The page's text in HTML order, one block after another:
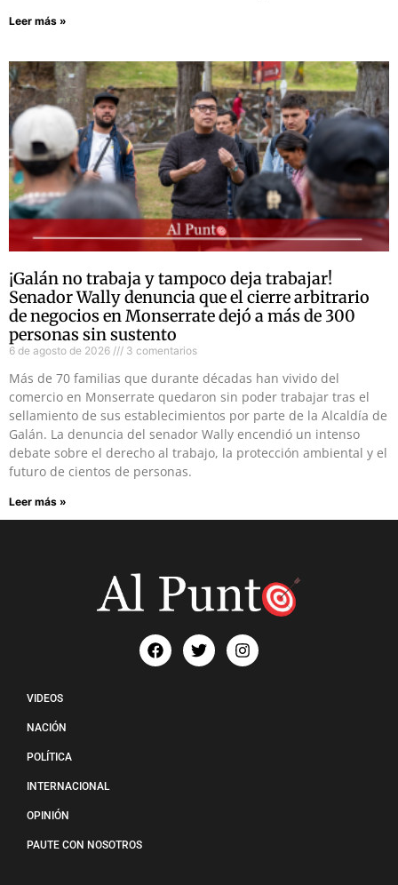
Leer más »
¡Galán no trabaja y tampoco deja trabajar!
Senador Wally denuncia que el cierre arbitrario
de negocios en Monserrate dejó a más de 300
personas sin sustento
6 de agosto de 2026 3 comentarios
Más de 70 familias que durante décadas han vivido del
comercio en Monserrate quedaron sin poder trabajar tras el
sellamiento de sus establecimientos por parte de la Alcaldía de
Galán. La denuncia del senador Wally encendió un intenso
debate sobre el derecho al trabajo, la protección ambiental y el
futuro de cientos de personas.
Leer más »
VIDEOS
NACIÓN
POLÍTICA
INTERNACIONAL
OPINIÓN
PAUTE CON NOSOTROS